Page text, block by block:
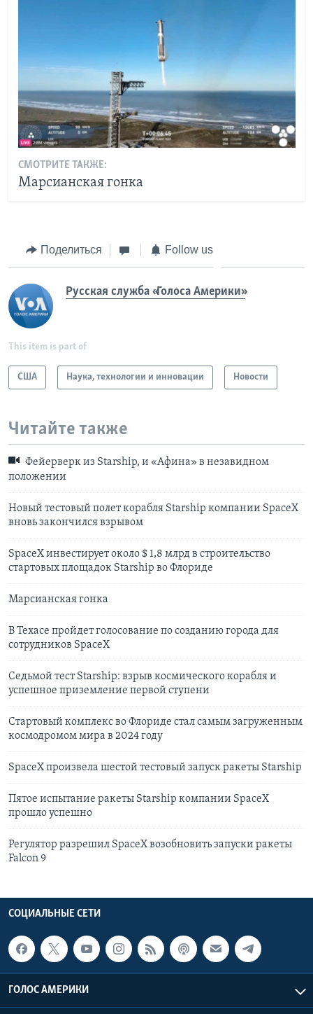
СМОТРИТЕ ТАКЖЕ:
Марсианская гонка
Поделиться Follow us
Русская служба «Голоса Америки»
This item is part of
США Наука, технологии и инновации Новости
Читайте также
Фейерверк из Starship, и «Афина» в незавидном
положении
Новый тестовый полет корабля Starship компании SpaceX
вновь закончился взрывом
SpaceX инвестирует около $ 1,8 млрд в строительство
стартовых площадок Starship во Флориде
Марсианская гонка
В Техасе пройдет голосование по созданию города для
сотрудников SpaceX
Седьмой тест Starship: взрыв космического корабля и
успешное приземление первой ступени
Стартовый комплекс во Флориде стал самым загруженным
космодромом мира в 2024 году
SpaceX произвела шестой тестовый запуск ракеты Starship
Пятое испытание ракеты Starship компании SpaceX
прошло успешно
Регулятор разрешил SpaceX возобновить запуски ракеты
Falcon 9
СОЦИАЛЬНЫЕ СЕТИ
ГОЛОС АМЕРИКИ